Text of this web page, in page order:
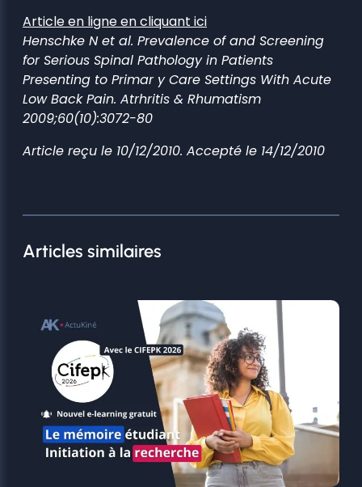
Article en ligne en cliquant ici
Henschke N et al. Prevalence of and Screening
for Serious Spinal Pathology in Patients
Presenting to Primar y Care Settings With Acute
Low Back Pain. Atrhritis & Rhumatism
2009;60(10):3072-80
Article reçu le 10/12/2010. Accepté le 14/12/2010
Articles similaires